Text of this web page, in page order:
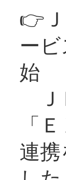
👉
ー
始
Ｊ
「
連